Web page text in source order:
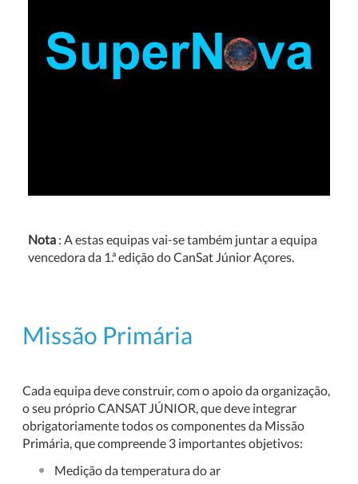
Nota : A estas equipas vai-se também juntar a equipa
vencedora da 1.ª edição do CanSat Júnior Açores.
Missão Primária
Cada equipa deve construir, com o apoio da organização,
o seu próprio CANSAT JÚNIOR, que deve integrar
obrigatoriamente todos os componentes da Missão
Primária, que compreende 3 importantes objetivos:
Medição da temperatura do ar